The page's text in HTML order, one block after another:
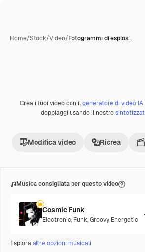
Home/Stock/Video/Fotogrammi di esplos…
Premium
Crea i tuoi video con ilgeneratore di video IA
doppiaggi usando il nostro
Modifica video Ricrea
Musica consigliata per questo video
Cosmic Funk
Electronic, Funk,Groovy, Energetic
Esploraaltre opzioni musicali